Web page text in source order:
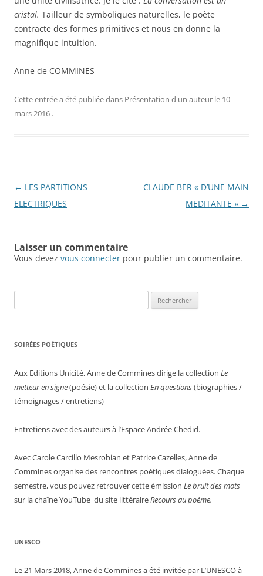
cristal. Tailleur de symboliques naturelles, le poète
contracte des formes primitives et nous en donne la
magnifique intuition.
Anne de COMMINES
Cette entrée a été publiée dans Présentation d'un auteur le 10
mars 2016 .
Navigation
des
← LES PARTITIONS
ELECTRIQUES
CLAUDE BER « D’UNE MAIN
MEDITANTE » →
Laisser un commentaire
Vous devez vous connecter pour publier un commentaire.
SOIRÉES POÉTIQUES
Aux Editions Unicité, Anne de Commines dirige la collection Le
metteur en signe(poésie) et la collection En questions(biographies /
témoignages / entretiens)
Entretiens avec des auteurs à l’Espace Andrée Chedid.
Avec Carole Carcillo Mesrobian et Patrice Cazelles, Anne de
Commines organise des rencontres poétiques dialoguées. Chaque
semestre, vous pouvez retrouver cette émission Le bruit des mots
sur la chaîne YouTube du site littéraireRecours au poème.
UNESCO
Le 21 Mars 2018, Anne de Commines a été invitée par L’UNESCO à